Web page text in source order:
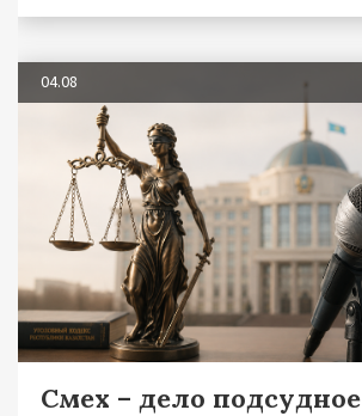
04.08
Смех – дело подсудное